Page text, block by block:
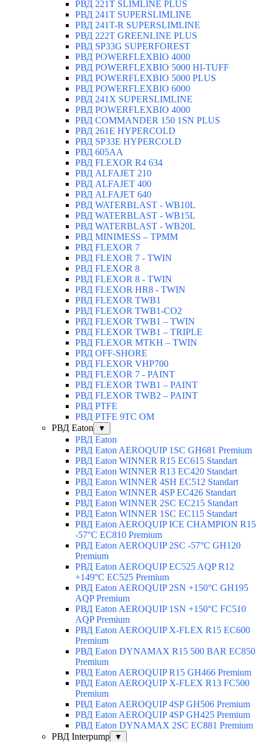
РВД 221T SLIMLINE PLUS
РВД 241T SUPERSLIMLINE
РВД 241T-R SUPERSLIMLINE
РВД 222T GREENLINE PLUS
РВД SP33G SUPERFOREST
РВД POWERFLEXBIO 4000
РВД POWERFLEXBIO 5000 HI-TUFF
РВД POWERFLEXBIO 5000 PLUS
РВД POWERFLEXBIO 6000
РВД 241X SUPERSLIMLINE
РВД POWERFLEXBIO 4000
РВД СOMMANDER 150 1SN PLUS
РВД 261E HYPERCOLD
РВД SP33E HYPERCOLD
РВД 605AA
РВД FLEXOR R4 634
РВД ALFAJET 210
РВД ALFAJET 400
РВД ALFAJET 640
РВД WATERBLAST - WB10L
РВД WATERBLAST - WB15L
РВД WATERBLAST - WB20L
РВД MINIMESS – TPMM
РВД FLEXOR 7
РВД FLEXOR 7 - TWIN
РВД FLEXOR 8
РВД FLEXOR 8 - TWIN
РВД FLEXOR HR8 - TWIN
РВД FLEXOR TWB1
РВД FLEXOR TWB1-CO2
РВД FLEXOR TWB1 – TWIN
РВД FLEXOR TWB1 – TRIPLE
РВД FLEXOR MTKH – TWIN
РВД OFF-SHORE
РВД FLEXOR VHP700
РВД FLEXOR 7 - PAINT
РВД FLEXOR TWB1 – PAINT
РВД FLEXOR TWB2 – PAINT
РВД PTFE
РВД PTFE 9TC OM
РВД Eaton
▼
РВД Eaton
РВД Eaton AEROQUIP 1SC GH681 Premium
РВД Eaton WINNER R15 EC615 Standart
РВД Eaton WINNER R13 EC420 Standart
РВД Eaton WINNER 4SH EC512 Standart
РВД Eaton WINNER 4SP EC426 Standart
РВД Eaton WINNER 2SC EC215 Standart
РВД Eaton WINNER 1SC EC115 Standart
РВД Eaton AEROQUIP ICE CHAMPION R15
-57°C EC810 Premium
РВД Eaton AEROQUIP 2SC -57°C GH120
Premium
РВД Eaton AEROQUIP EC525 AQP R12
+149°C EC525 Premium
РВД Eaton AEROQUIP 2SN +150°C GH195
AQP Premium
РВД Eaton AEROQUIP 1SN +150°C FC510
AQP Premium
РВД Eaton AEROQUIP X-FLEX R15 EC600
Premium
РВД Eaton DYNAMAX R15 500 BAR EC850
Premium
РВД Eaton AEROQUIP R15 GH466 Premium
РВД Eaton AEROQUIP X-FLEX R13 FC500
Premium
РВД Eaton AEROQUIP 4SP GH506 Premium
РВД Eaton AEROQUIP 4SP GH425 Premium
РВД Eaton DYNAMAX 2SC EC881 Premium
РВД Interpump
▼